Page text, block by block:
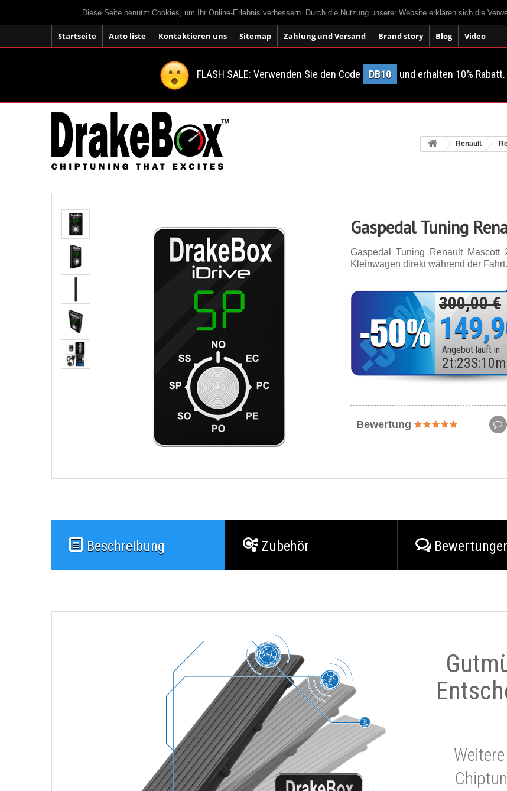
Diese Seite benutzt Cookies, um Ihr Online-Erlebnis verbessern. Durch die Nutzung unserer Website erklären sich die
Startseite Auto liste Kontaktieren uns Sitemap Zahlung und Versand Brand story Blog Video
FLASH SALE: Verwenden Sie den Code DB10 und erhalten 10% Rabatt.
Renault
Gaspedal Tuning
Gaspedal Tuning Renault
Kleinwagen direkt während der Fahrt.
300,00 €
Angebot läuft in
2t:23S:10m
Bewertung
Beschreibung Zubehör